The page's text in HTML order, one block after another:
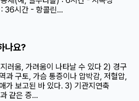
36시간 - 항콜린...
나요?
러움, 가려움이 나타날 수 있다 2) 경구
과 구토, 가슴 통증이나 압박감, 저혈압,
가 보고된 바 있다. 3) 기관지연축
같은 증...